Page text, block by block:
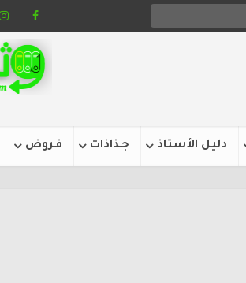
دليل الأستاذ جـذاذات فـروض